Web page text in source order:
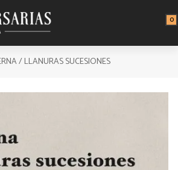
0
/ LLANURAS SUCESIONES